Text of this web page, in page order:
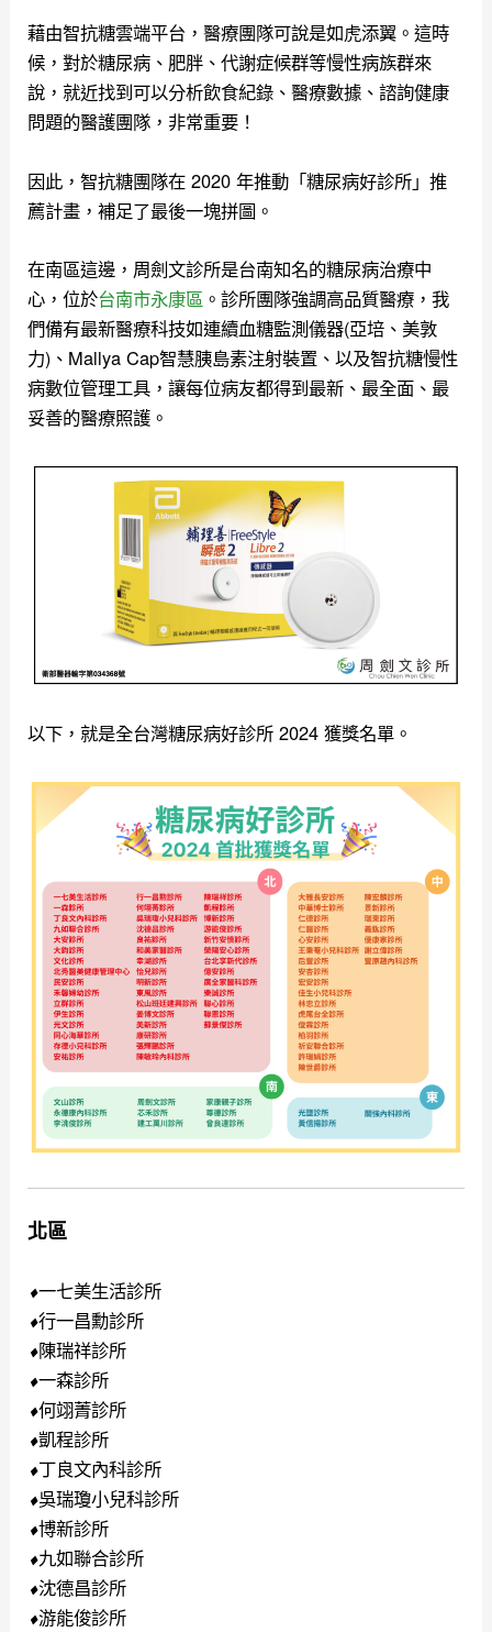
藉由智抗糖雲端平台，醫療團隊可說是如虎添翼。這時
候，對於糖尿病、肥胖、代謝症候群等慢性病族群來
說，就近找到可以分析飲食紀錄、醫療數據、諮詢健康
問題的醫護團隊，非常重要！
因此，智抗糖團隊在 2020 年推動「糖尿病好診所」推
薦計畫，補足了最後一塊拼圖。
在南區這邊， 周劍文診所是台南知名的糖尿病治療中
心，位於台南市永康區 。診所團隊強調高品質醫療，我
們備有最新醫療科技如連續血糖監測儀器(亞培、美敦
力)、Mallya Cap智慧胰島素注射裝置、以及智抗糖慢性
病數位管理工具，讓每位病友都得到最新、最全面、最
妥善的醫療照護。
以下，就是全台灣糖尿病好診所 2024 獲獎名單。
北區
⬧一七美生活診所
⬧行一昌勳診所
⬧陳瑞祥診所
⬧一森診所
⬧何翊菁診所
⬧凱程診所
⬧丁良文內科診所
⬧吳瑞瓊小兒科診所
⬧博新診所
⬧九如聯合診所
⬧沈德昌診所
⬧游能俊診所